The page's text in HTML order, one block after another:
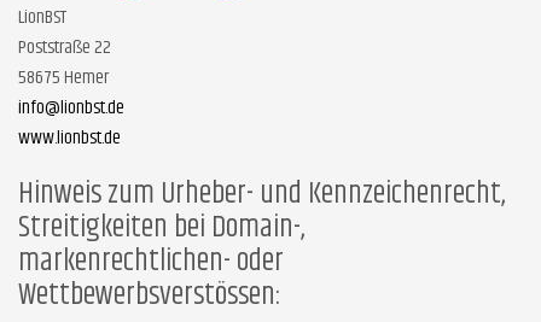
LionBST
Poststraße 22
58675 Hemer
info@lionbst.de
www.lionbst.de
Hinweis zum Urheber- und Kennzeichenrecht,
Streitigkeiten bei Domain-,
markenrechtlichen- oder
Wettbewerbsverstössen: